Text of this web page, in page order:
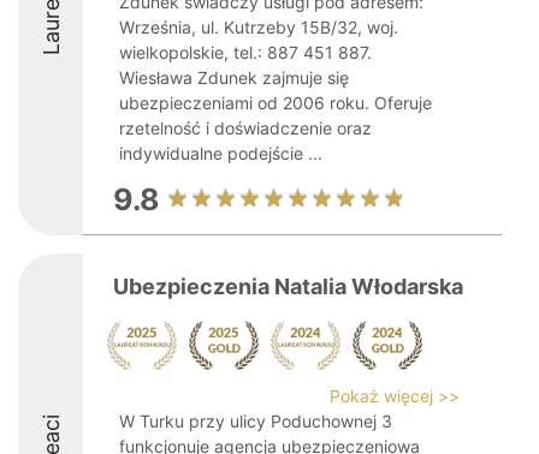
Września, ul. Kutrzeby 15B/32, woj.
wielkopolskie, tel.: 887 451 887.
Wiesława Zdunek zajmuje się
ubezpieczeniami od 2006 roku. Oferuje
rzetelność i doświadczenie oraz
indywidualne podejście ...
9.8
Ubezpieczenia Natalia Włodarska
Pokaż więcej >>
W Turku przy ulicy Poduchownej 3
funkcjonuje agencja ubezpieczeniowa